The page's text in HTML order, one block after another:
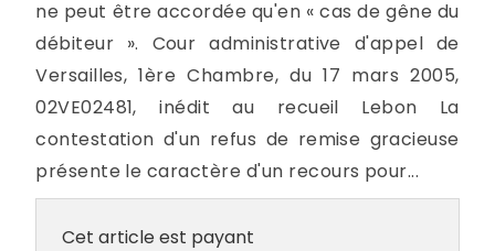
ne peut être accordée qu'en « cas de gêne du
débiteur ». Cour administrative d'appel de
Versailles, 1ère Chambre, du 17 mars 2005,
02VE02481, inédit au recueil Lebon La
contestation d'un refus de remise gracieuse
présente le caractère d'un recours pour...
Cet article est payant